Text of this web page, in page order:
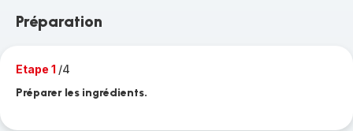
Préparation
Etape 1 /4
Préparer les ingrédients.